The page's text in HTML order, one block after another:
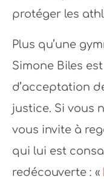
protéger les
Plus qu’une
Simone Biles
d’acceptation
justice. Si vous
vous invite à
qui lui est
redécouverte : «